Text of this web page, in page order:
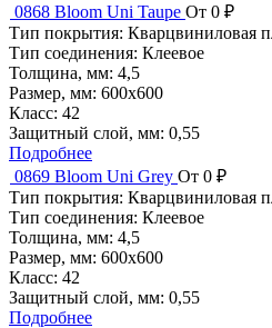
0868 Bloom Uni Taupe От 0 ₽
Тип покрытия: Кварцвиниловая
Тип соединения: Клеевое
Толщина, мм: 4,5
Размер, мм: 600x600
Класс: 42
Защитный слой, мм: 0,55
Подробнее
0869 Bloom Uni Grey От 0 ₽
Тип покрытия: Кварцвиниловая
Тип соединения: Клеевое
Толщина, мм: 4,5
Размер, мм: 600x600
Класс: 42
Защитный слой, мм: 0,55
Подробнее